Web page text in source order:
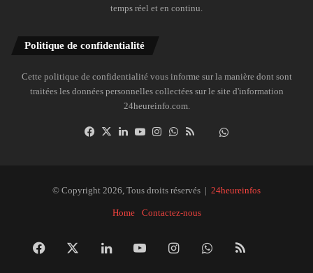
temps réel et en continu.
Politique de confidentialité
Cette politique de confidentialité vous informe sur la manière dont sont
traitées les données personnelles collectées sur le site d'information
24heureinfo.com.
Facebook
X LinkedinYouTubeInstagramWhatsAppDailymotion
© Copyright 2026, Tous droits réservés | 24heureinfos
Home Contactez-nous
Facebook LinkedinYouTubeInstagramWhatsApp
RSS